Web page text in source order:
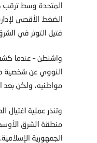
المتحدة وسط ترقب
الضغط الأقصى
فتيل التوتر في
النووي عن شخصية
مواطنيه، ولكن بعد
وتنذر عملية اغتيال
منطقة الشرق
الجمهورية الإسلامية.